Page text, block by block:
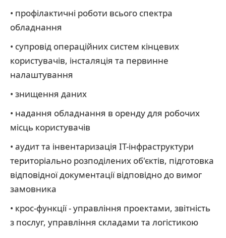
• профілактичні роботи всього спектра
обладнання
• супровід операційних систем кінцевих
користувачів, інсталяція та первинне
налаштування
• знищення даних
• надання обладнання в оренду для робочих
місць користувачів
• аудит та інвентаризація ІТ-інфраструктури
територіально розподілених об'єктів, підготовка
відповідної документації відповідно до вимог
замовника
• крос-функції - управління проектами, звітність
з послуг, управління складами та логістикою